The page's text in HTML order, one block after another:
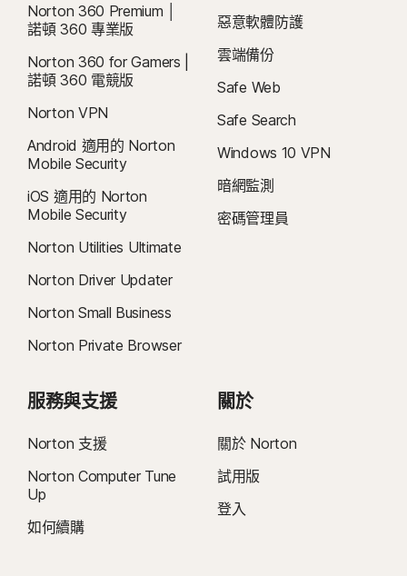
Norton 360 Premium │
諾頓 360 專業版
Norton 360 for Gamers |
諾頓 360 電競版
Norton VPN
Android 適用的 Norton
Mobile Security
iOS 適用的 Norton
Mobile Security
Norton Utilities Ultimate
Norton Driver Updater
Norton Small Business
Norton Private Browser
惡意軟體防護
雲端備份
Safe Web
Safe Search
Windows 10 VPN
暗網監測
密碼管理員
服務與支援
Norton 支援
Norton Computer Tune
Up
如何續購
關於
關於 Norton
試用版
登入